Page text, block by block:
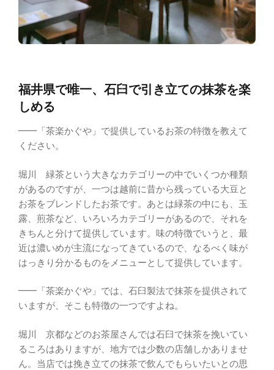
福井県で唯一、石臼で引き立ての抹茶を楽
しめる
━━「茶楽かぐや」で提供しているお茶の特徴を教えて
ください。
堀川 緑茶という大きなカテゴリーの中でいくつか種類
があるのですが、一つは越前に昔から残っている大豆と
お茶をブレンドしたお茶です。あとは緑茶の中にも、玉
露、煎茶など、いろいろカテゴリーがあるので、それを
きちんと分けて提供しています。味の特徴でいうと、最
近は濃いめが主流になってきているので、なるべく味が
はっきり分かるものをメニューとして提供しています。
━━「茶楽かぐや」では、石臼製法で抹茶を提供されて
いますが、そこも特徴の一つですよね。
堀川 京都などのお茶屋さんでは石臼で抹茶を挽いてい
るころはありますが、地方では少数の店舗しかありませ
ん。当店では挽き立ての抹茶で飲んでもらいたいとの思